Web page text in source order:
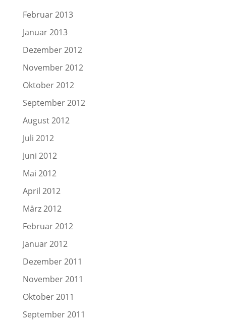
Februar 2013
Januar 2013
Dezember 2012
November 2012
Oktober 2012
September 2012
August 2012
Juli 2012
Juni 2012
Mai 2012
April 2012
März 2012
Februar 2012
Januar 2012
Dezember 2011
November 2011
Oktober 2011
September 2011